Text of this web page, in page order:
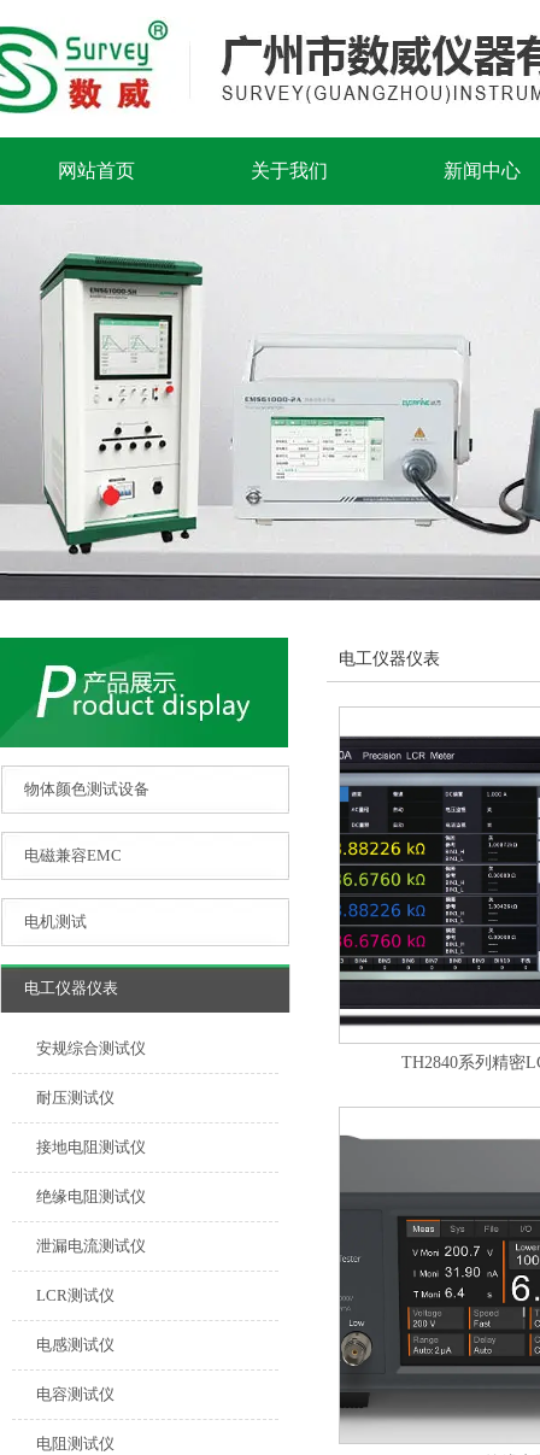
网站首页 关于我们 新闻中心
物体颜色测试设备
电磁兼容EMC
电机测试
电工仪器仪表
安规综合测试仪
耐压测试仪
接地电阻测试仪
绝缘电阻测试仪
泄漏电流测试仪
LCR测试仪
电感测试仪
电容测试仪
电阻测试仪
电工仪器仪表
TH2840系列精密